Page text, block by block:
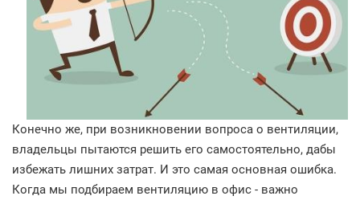
Конечно же, при возникновении вопроса о вентиляции,
владельцы пытаются решить его самостоятельно, дабы
избежать лишних затрат. И это самая основная ошибка.
Когда мы подбираем вентиляцию в офис - важно